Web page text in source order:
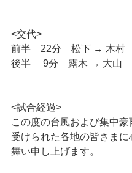
<交代>
前半　22分　松下 → 木村
後半　 9分　露木 → 大山
<試合経過>
この度の台風および集中豪
受けられた各地の皆さまに
舞い申し上げます。